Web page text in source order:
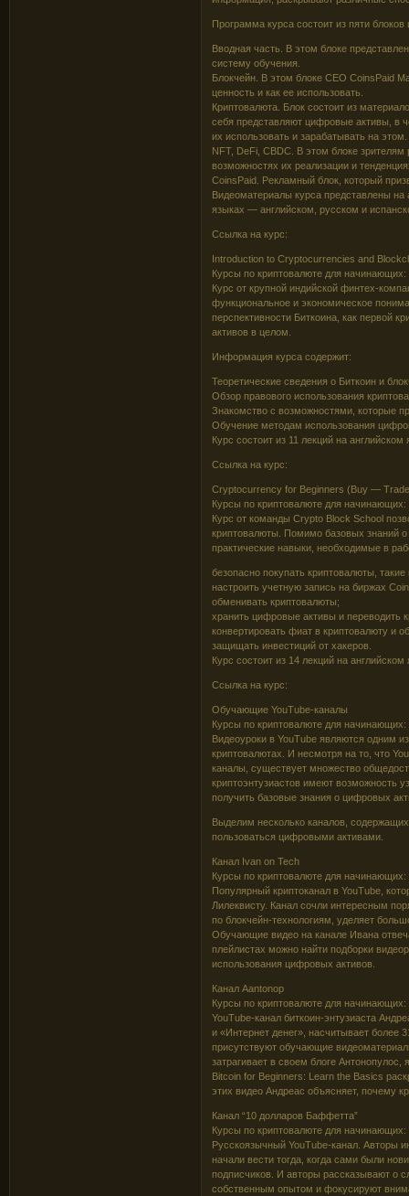
Программа курса состоит из пяти
Вводная часть. В этом блоке
систему обучения.
Блокчейн. В этом блоке CEO CoinsPaid
ценность и как ее использовать.
Криптовалюта. Блок состоит из
себя представляют цифровые активы, в
их использовать и зарабатывать на этом.
NFT, DeFi, CBDC. В этом блоке
возможностях их реализации и
CoinsPaid. Рекламный блок, который
Видеоматериалы курса представлены на
языках — английском, русском и
Ссылка на курс:
Introduction to Cryptocurrencies and
Курсы по криптовалюте для начинающих:
Курс от крупной индийской финтех-
функциональное и экономическое
перспективности Биткоина, как первой
активов в целом.
Информация курса содержит:
Теоретические сведения о Биткоин и
Обзор правового использования
Знакомство с возможностями, которые
Обучение методам использования
Курс состоит из 11 лекций на
Ссылка на курс:
Cryptocurrency for Beginners (Buy —
Курсы по криптовалюте для начинающих:
Курс от команды Crypto Block School
криптовалюты. Помимо базовых знаний о
практические навыки, необходимые в
безопасно покупать криптовалюты,
настроить учетную запись на биржах
обменивать криптовалюты;
хранить цифровые активы и переводить
конвертировать фиат в криптовалюту и
защищать инвестиций от хакеров.
Курс состоит из 14 лекций на
Ссылка на курс:
Обучающие YouTube-каналы
Курсы по криптовалюте для начинающих:
Видеоуроки в YouTube являются одним
криптовалютах. И несмотря на то, что
каналы, существует множество
криптоэнтузиастов имеют возможность
получить базовые знания о цифровых
Выделим несколько каналов,
пользоваться цифровыми активами.
Канал Ivan on Tech
Курсы по криптовалюте для начинающих:
Популярный криптоканал в YouTube,
Лилеквисту. Канал сочли интересным
по блокчейн-технологиям, уделяет
Обучающие видео на канале Ивана
плейлистах можно найти подборки
использования цифровых активов.
Канал Aantonop
Курсы по криптовалюте для начинающих:
YouTube-канал биткоин-энтузиаста
и «Интернет денег», насчитывает более
присутствуют обучающие
затрагивает в своем блоге
Bitcoin for Beginners: Learn the Basics
этих видео Андреас объясняет, почему
Канал “10 долларов Баффетта”
Курсы по криптовалюте для начинающих:
Русскоязычный YouTube-канал. Авторы
начали вести тогда, когда сами были
подписчиков. И авторы рассказывают о
собственным опытом и фокусируют